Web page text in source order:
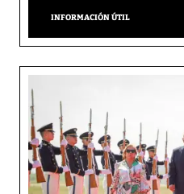
INFORMACIÓN ÚTIL